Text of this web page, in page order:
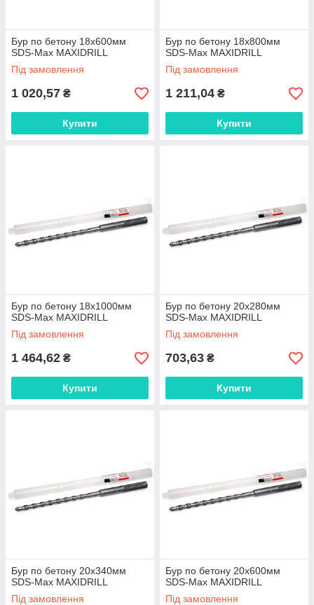
Бур по бетону 18x600мм
SDS-Max MAXIDRILL
Під замовлення
1 020,57 ₴
Купити
Бур по бетону 18x800мм
SDS-Max MAXIDRILL
Під замовлення
1 211,04 ₴
Купити
Бур по бетону 18x1000мм
SDS-Max MAXIDRILL
Під замовлення
1 464,62 ₴
Купити
Бур по бетону 20x280мм
SDS-Max MAXIDRILL
Під замовлення
703,63 ₴
Купити
Бур по бетону 20x340мм
SDS-Max MAXIDRILL
Під замовлення
Бур по бетону 20x600мм
SDS-Max MAXIDRILL
Під замовлення